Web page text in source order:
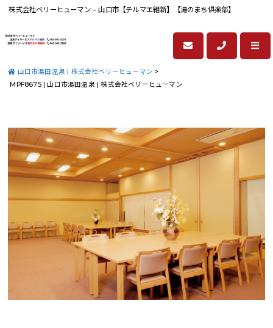
株式会社ベリーヒューマン – 山口市【テルマエ維新】【湯のまち倶楽部】
山口市湯田温泉 | 株式会社ベリーヒューマン >
MPF8675 | 山口市湯田温泉 | 株式会社ベリーヒューマン